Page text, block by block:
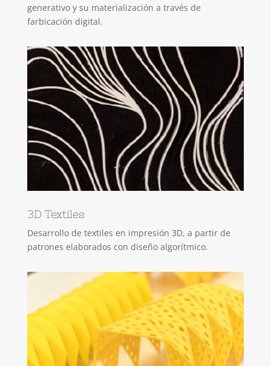
generativo y su materialización a través de
farbicación digital.
3D Textiles
Desarrollo de textiles en impresión 3D, a partir de
patrones elaborados con diseño algorítmico.